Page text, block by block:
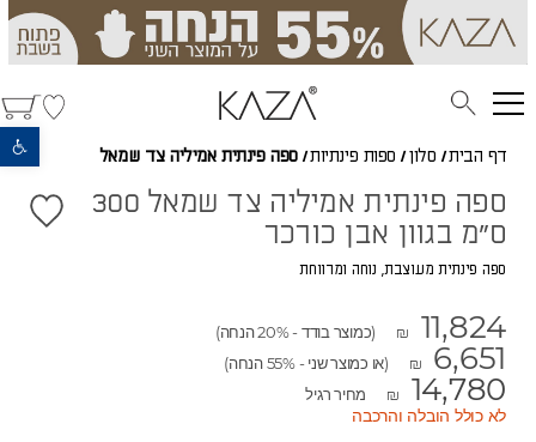
פתח סרגל נגישות
דף הבית/ סלון / ספות פינתיות/ ספה פינתית אמיליה צד שמאל
ספה פינתית אמיליה צד שמאל 300
ס"מ בגוון אבן כורכר
ספה פינתית מעוצבת, נוחה ומרווחת
₪ 11,824 (כמוצר בודד - 20% הנחה)
₪ 6,651 (או כמוצר שני - 55% הנחה)
₪ 14,780 מחיר רגיל
לא כולל הובלה והרכבה